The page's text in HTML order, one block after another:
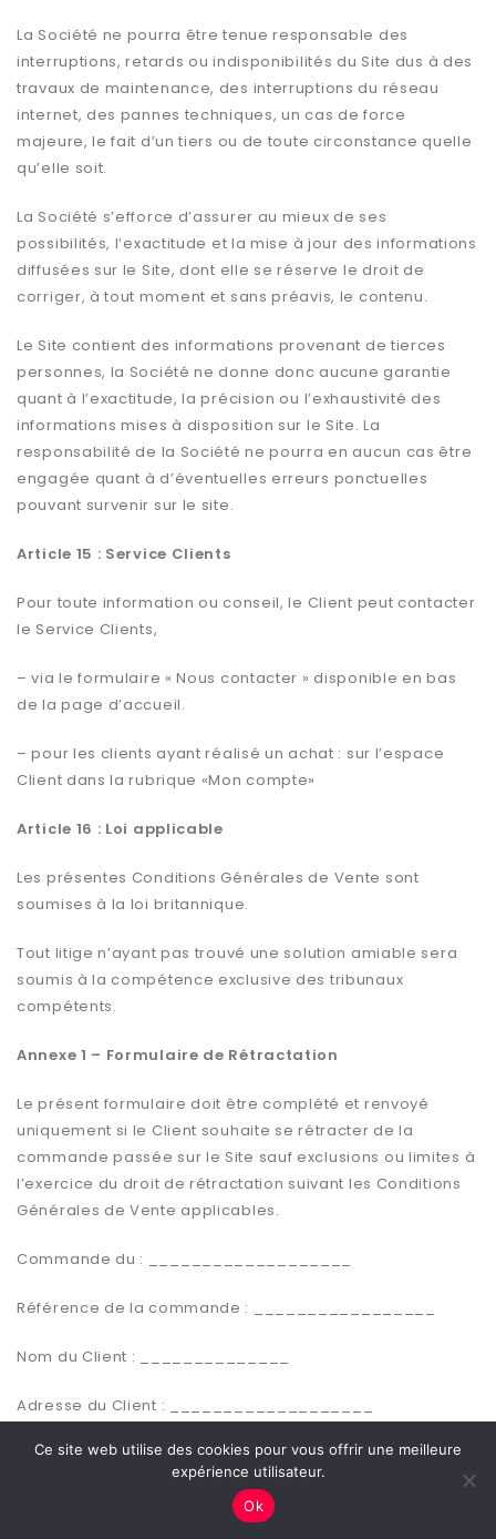
La Société ne pourra être tenue responsable des
interruptions, retards ou indisponibilités du Site dus à des
travaux de maintenance, des interruptions du réseau
internet, des pannes techniques, un cas de force
majeure, le fait d’un tiers ou de toute circonstance quelle
qu’elle soit.
La Société s’efforce d’assurer au mieux de ses
possibilités, l’exactitude et la mise à jour des informations
diffusées sur le Site, dont elle se réserve le droit de
corriger, à tout moment et sans préavis, le contenu.
Le Site contient des informations provenant de tierces
personnes, la Société ne donne donc aucune garantie
quant à l’exactitude, la précision ou l’exhaustivité des
informations mises à disposition sur le Site. La
responsabilité de la Société ne pourra en aucun cas être
engagée quant à d’éventuelles erreurs ponctuelles
pouvant survenir sur le site.
Article 15 : Service Clients
Pour toute information ou conseil, le Client peut contacter
le Service Clients,
– via le formulaire « Nous contacter » disponible en bas
de la page d’accueil.
– pour les clients ayant réalisé un achat : sur l’espace
Client dans la rubrique «Mon compte»
Article 16 : Loi applicable
Les présentes Conditions Générales de Vente sont
soumises à la loi britannique.
Tout litige n’ayant pas trouvé une solution amiable sera
soumis à la compétence exclusive des tribunaux
compétents.
Annexe 1 – Formulaire de Rétractation
Le présent formulaire doit être complété et renvoyé
uniquement si le Client souhaite se rétracter de la
commande passée sur le Site sauf exclusions ou limites à
l’exercice du droit de rétractation suivant les Conditions
Générales de Vente applicables.
Commande du : ___________________
Référence de la commande : _________________
Nom du Client : ______________
Adresse du Client : ___________________
Signature du Client (uniquement en cas de notification du
présent formulaire sur papier)
Ce site web utilise des cookies pour vous offrir une meilleure
expérience utilisateur.
Ok